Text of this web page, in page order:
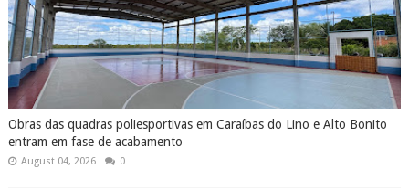
Obras das quadras poliesportivas em Caraíbas do Lino e Alto Bonito
entram em fase de acabamento
August 04, 2026 0